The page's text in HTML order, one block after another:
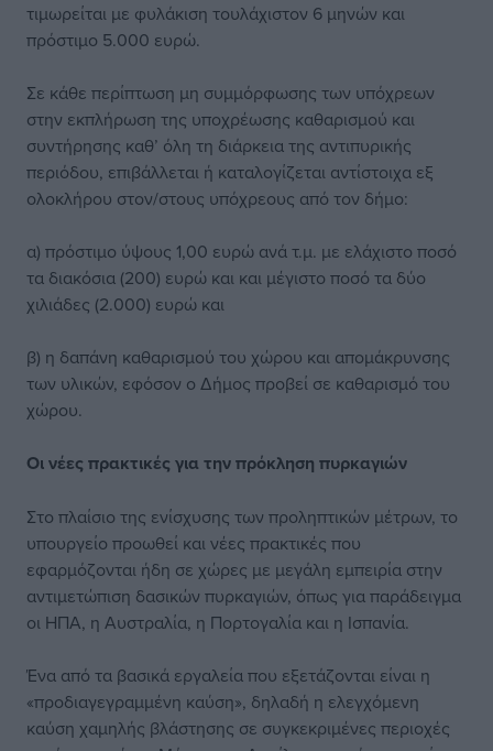
τιμωρείται με φυλάκιση τουλάχιστον 6 μηνών και
πρόστιμο 5.000 ευρώ.
Σε κάθε περίπτωση μη συμμόρφωσης των υπόχρεων
στην εκπλήρωση της υποχρέωσης καθαρισμού και
συντήρησης καθ’ όλη τη διάρκεια της αντιπυρικής
περιόδου, επιβάλλεται ή καταλογίζεται αντίστοιχα εξ
ολοκλήρου στον/στους υπόχρεους από τον δήμο:
α) πρόστιμο ύψους 1,00 ευρώ ανά τ.μ. με ελάχιστο ποσό
τα διακόσια (200) ευρώ και και μέγιστο ποσό τα δύο
χιλιάδες (2.000) ευρώ και
β) η δαπάνη καθαρισμού του χώρου και απομάκρυνσης
των υλικών, εφόσον ο Δήμος προβεί σε καθαρισμό του
χώρου.
Οι νέες πρακτικές για την πρόκληση πυρκαγιών
Στο πλαίσιο της ενίσχυσης των προληπτικών μέτρων, το
υπουργείο προωθεί και νέες πρακτικές που
εφαρμόζονται ήδη σε χώρες με μεγάλη εμπειρία στην
αντιμετώπιση δασικών πυρκαγιών, όπως για παράδειγμα
οι ΗΠΑ, η Αυστραλία, η Πορτογαλία και η Ισπανία.
Ένα από τα βασικά εργαλεία που εξετάζονται είναι η
«προδιαγεγραμμένη καύση», δηλαδή η ελεγχόμενη
καύση χαμηλής βλάστησης σε συγκεκριμένες περιοχές